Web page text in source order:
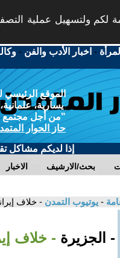
لكم ولتسهيل عملية
- اخبار الأدب والفن -
الموقع
يسارية،
"من أجل مجتمع
حاز الحوار
إذا لديكم مشاكل
الاخبار بحث/الارشيف
- يوتيوب التمدن - خلاف
- الجزيرة - خلاف